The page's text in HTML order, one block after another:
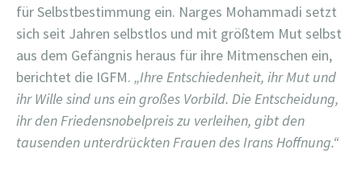
für Selbstbestimmung ein. Narges Mohammadi setzt
sich seit Jahren selbstlos und mit größtem Mut selbst
aus dem Gefängnis heraus für ihre Mitmenschen ein,
berichtet die IGFM. „Ihre Entschiedenheit, ihr Mut und
ihr Wille sind uns ein großes Vorbild. Die Entscheidung,
ihr den Friedensnobelpreis zu verleihen, gibt den
tausenden unterdrückten Frauen des Irans Hoffnung.“